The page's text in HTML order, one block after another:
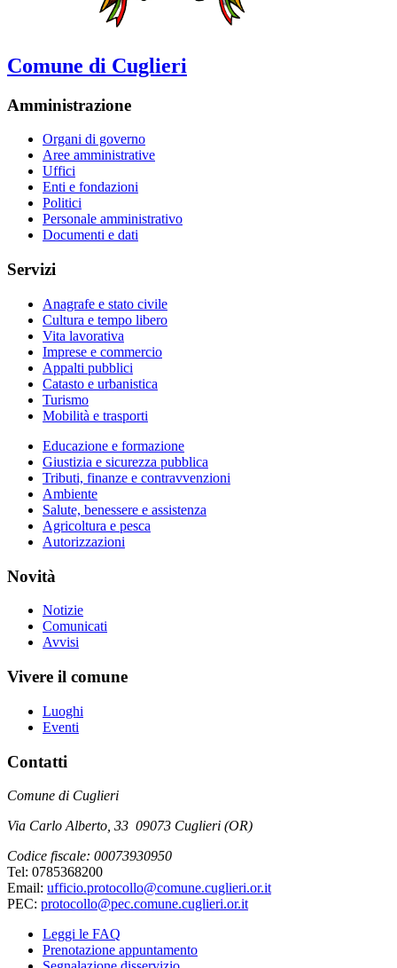
Comune di Cuglieri
Amministrazione
Organi di governo
Aree amministrative
Uffici
Enti e fondazioni
Politici
Personale amministrativo
Documenti e dati
Servizi
Anagrafe e stato civile
Cultura e tempo libero
Vita lavorativa
Imprese e commercio
Appalti pubblici
Catasto e urbanistica
Turismo
Mobilità e trasporti
Educazione e formazione
Giustizia e sicurezza pubblica
Tributi, finanze e contravvenzioni
Ambiente
Salute, benessere e assistenza
Agricoltura e pesca
Autorizzazioni
Novità
Notizie
Comunicati
Avvisi
Vivere il comune
Luoghi
Eventi
Contatti
Comune di Cuglieri
Via Carlo Alberto, 33 09073 Cuglieri (OR)
Codice fiscale: 00073930950
Tel: 0785368200
Email: ufficio.protocollo@comune.cuglieri.or.it
PEC: protocollo@pec.comune.cuglieri.or.it
Leggi le FAQ
Prenotazione appuntamento